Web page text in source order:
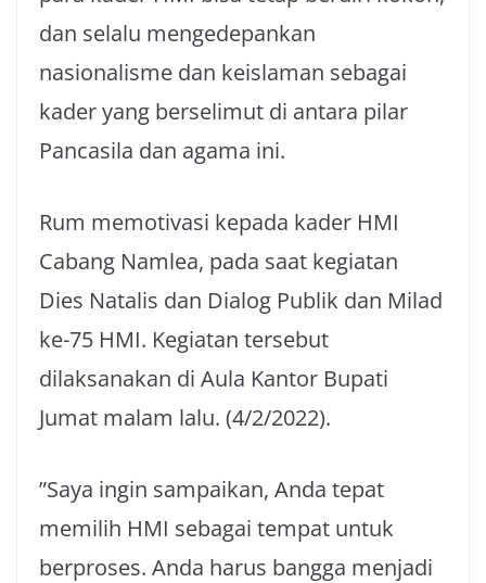
dan selalu mengedepankan
nasionalisme dan keislaman sebagai
kader yang berselimut di antara pilar
Pancasila dan agama ini.
Rum memotivasi kepada kader HMI
Cabang Namlea, pada saat kegiatan
Dies Natalis dan Dialog Publik dan Milad
ke-75 HMI. Kegiatan tersebut
dilaksanakan di Aula Kantor Bupati
Jumat malam lalu. (4/2/2022).
”​Saya ingin sampaikan, Anda tepat
memilih HMI sebagai tempat untuk
berproses. Anda harus bangga menjadi